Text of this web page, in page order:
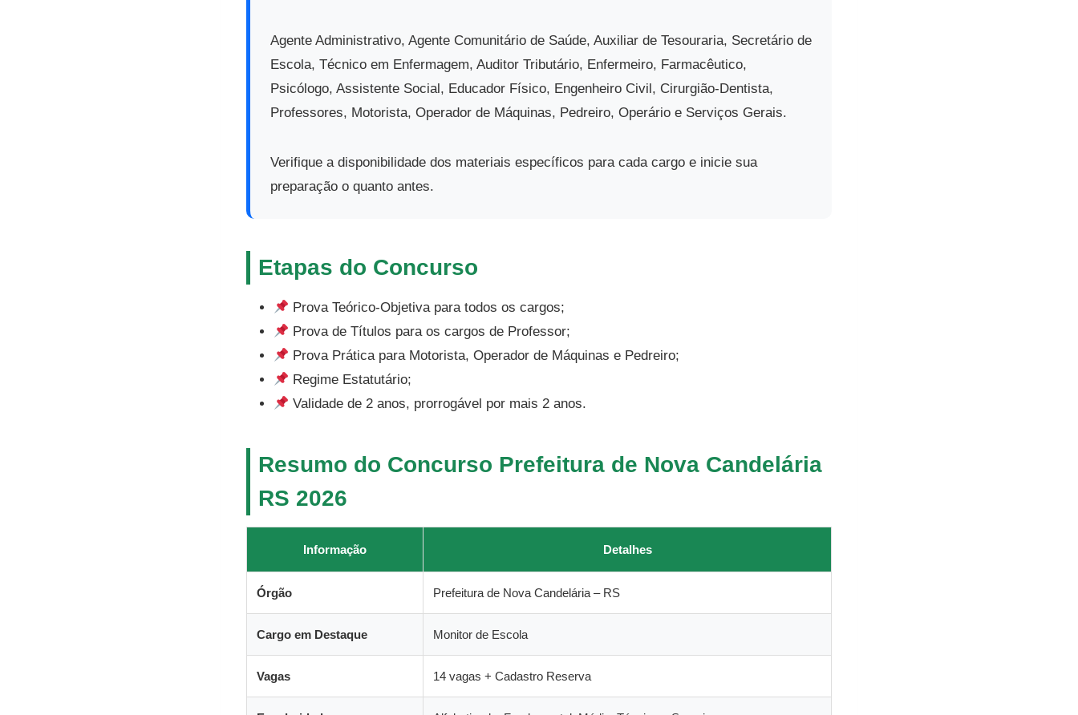
Agente Administrativo, Agente Comunitário de Saúde, Auxiliar de Tesouraria, Secretário de
Escola, Técnico em Enfermagem, Auditor Tributário, Enfermeiro, Farmacêutico,
Psicólogo, Assistente Social, Educador Físico, Engenheiro Civil, Cirurgião-Dentista,
Professores, Motorista, Operador de Máquinas, Pedreiro, Operário e Serviços Gerais.
Verifique a disponibilidade dos materiais específicos para cada cargo e inicie sua
preparação o quanto antes.
Etapas do Concurso
Prova Teórico-Objetiva para todos os cargos;
Prova de Títulos para os cargos de Professor;
Prova Prática para Motorista, Operador de Máquinas e Pedreiro;
Regime Estatutário;
Validade de 2 anos, prorrogável por mais 2 anos.
Resumo do Concurso Prefeitura de Nova Candelária
RS 2026
Informação Detalhes
Órgão Prefeitura de Nova Candelária – RS
Cargo em Destaque Monitor de Escola
Vagas 14 vagas + Cadastro Reserva